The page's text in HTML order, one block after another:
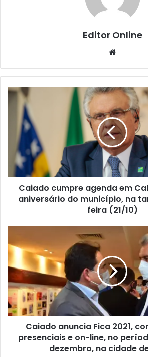
Editor Online
Caiado cumpre agenda em
aniversário do município, na
feira (21/10)
Caiado anuncia Fica 2021,
presenciais e on-line, no
dezembro, na cidade